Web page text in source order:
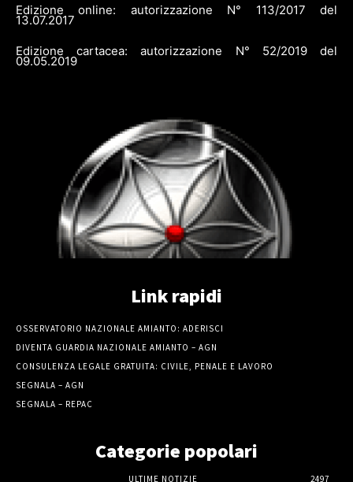
Edizione online: autorizzazione N° 113/2017 del
13.07.2017
Edizione cartacea: autorizzazione N° 52/2019 del
09.05.2019
Link rapidi
OSSERVATORIO NAZIONALE AMIANTO: ADERISCI
DIVENTA GUARDIA NAZIONALE AMIANTO – AGN
CONSULENZA LEGALE GRATUITA: CIVILE, PENALE E LAVORO
SEGNALA – AGN
SEGNALA – REPAC
Categorie popolari
ULTIME NOTIZIE 2497